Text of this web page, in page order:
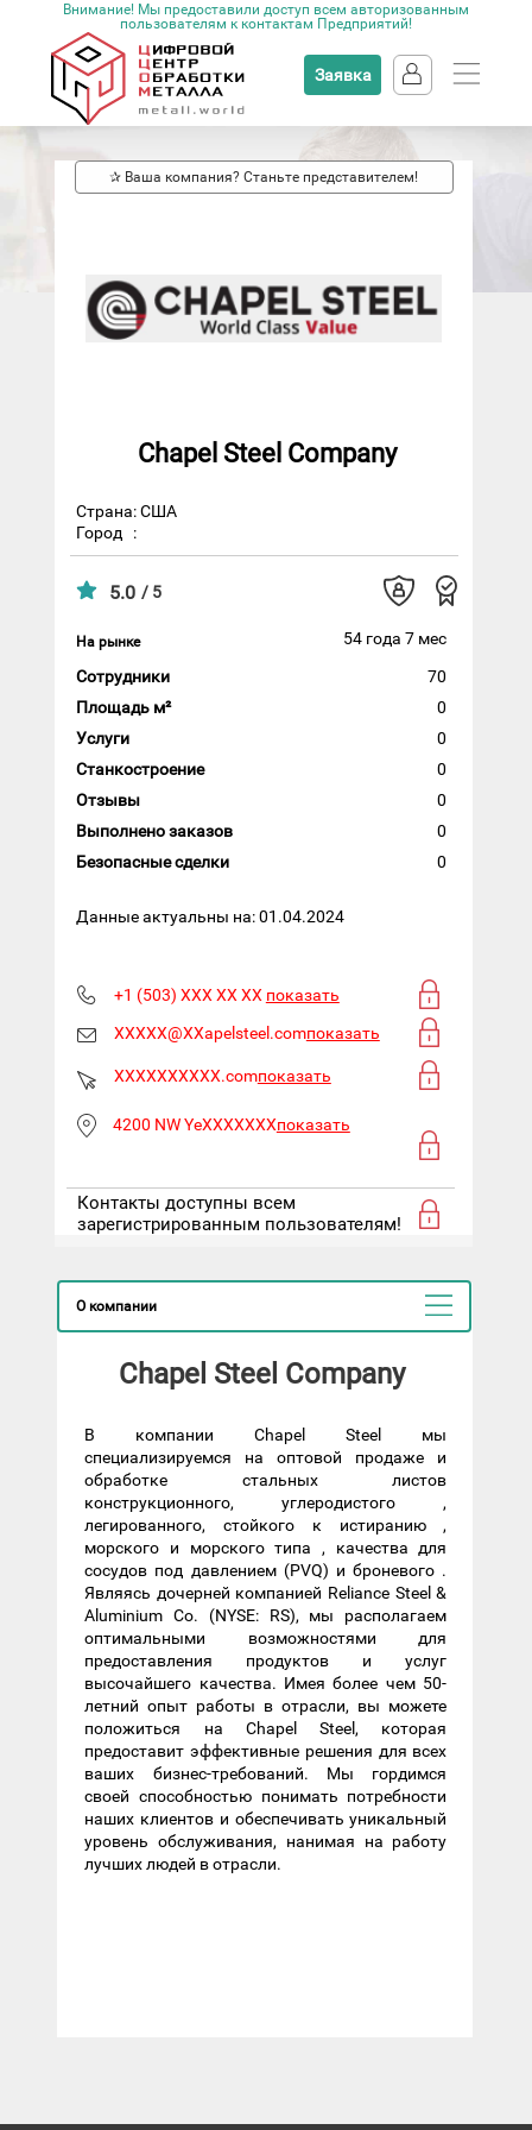
Внимание! Мы предоставили доступ всем авторизованным
пользователям к контактам Предприятий!
Заявка
✰ Ваша компания? Станьте представителем!
Chapel Steel Company
Страна: США
Город
:
5.0 / 5
На рынке
54 года 7 мес
Сотрудники
70
Площадь м²
0
Услуги
0
Станкостроение
0
Отзывы
0
Выполнено заказов
0
Безопасные сделки
0
Данные актуальны на: 01.04.2024
+1 (503) XXX XX XX показать
XXXXX@XXapelsteel.comпоказать
XXXXXXXXXX.comпоказать
4200 NW YeXXXXXXXпоказать
Контакты доступны всем
зарегистрированным пользователям!
О компании
Chapel Steel Company
В компании Chapel Steel мы
специализируемся на оптовой продаже и
обработке стальных листов
конструкционного, углеродистого ,
легированного, стойкого к истиранию ,
морского и морского типа , качества для
сосудов под давлением (PVQ) и броневого .
Являясь дочерней компанией Reliance Steel &
Aluminium Co. (NYSE: RS), мы располагаем
оптимальными возможностями для
предоставления продуктов и услуг
высочайшего качества. Имея более чем 50-
летний опыт работы в отрасли, вы можете
положиться на Chapel Steel, которая
предоставит эффективные решения для всех
ваших бизнес-требований. Мы гордимся
своей способностью понимать потребности
наших клиентов и обеспечивать уникальный
уровень обслуживания, нанимая на работу
лучших людей в отрасли.